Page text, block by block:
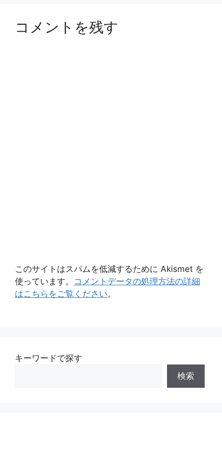
コメントを残す
このサイトはスパムを低減するために Akismet を
使っています。 コメントデータの処理方法の詳細
はこちらをご覧ください。
キーワードで探す
検索